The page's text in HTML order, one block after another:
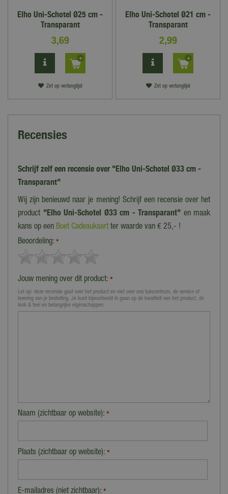
Elho Uni-Schotel Ø25 cm -
Transparant
3,69
Zet op verlanglijst
Elho Uni-Schotel Ø21 cm -
Transparant
2,99
Zet op verlanglijst
Recensies
Schrijf zelf een recensie over "Elho Uni-Schotel Ø33 cm -
Transparant"
Wij zijn benieuwd naar je mening! Schrijf een recensie over het
product "Elho Uni-Schotel Ø33 cm - Transparant" en maak
kans op een Boet Cadeaukaart ter waarde van € 25,- !
Beoordeling: *
Jouw mening over dit product: *
Let op: deze recensie gaat over het product en niet over ons tuincentrum, de service of
levering van je bestelling. Je kunt bijvoorbeeld in gaan op de kwaliteit van het product, de
look & feel en belangrijke eigenschappen.
Naam (zichtbaar op website): *
Plaats (zichtbaar op website): *
E-mailadres (niet zichtbaar):